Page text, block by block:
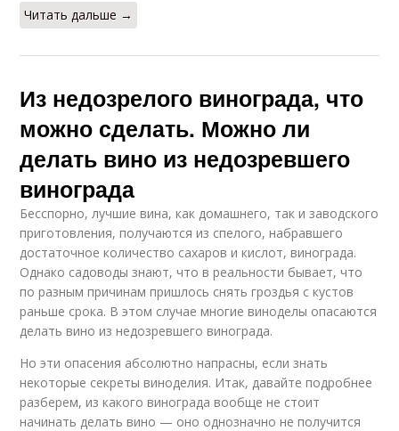
Читать дальше →
Из недозрелого винограда, что
можно сделать. Можно ли
делать вино из недозревшего
винограда
Бесспорно, лучшие вина, как домашнего, так и заводского
приготовления, получаются из спелого, набравшего
достаточное количество сахаров и кислот, винограда.
Однако садоводы знают, что в реальности бывает, что
по разным причинам пришлось снять гроздья с кустов
раньше срока. В этом случае многие виноделы опасаются
делать вино из недозревшего винограда.
Но эти опасения абсолютно напрасны, если знать
некоторые секреты виноделия. Итак, давайте подробнее
разберем, из какого винограда вообще не стоит
начинать делать вино — оно однозначно не получится